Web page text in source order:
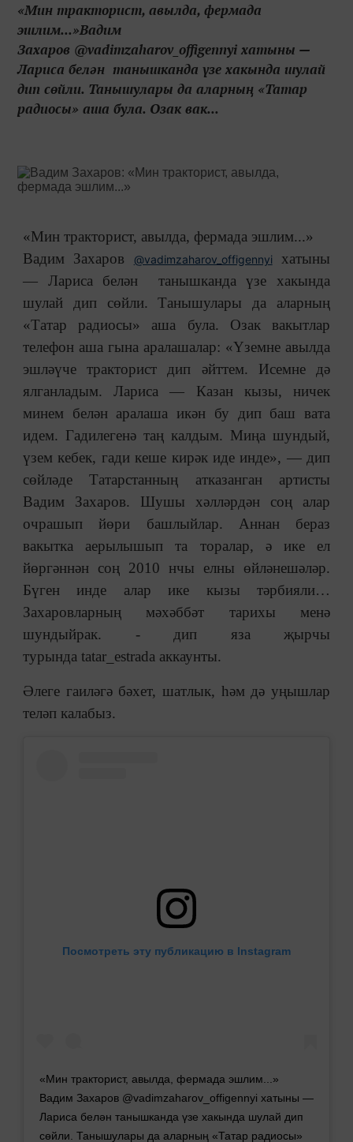
«Мин тракторист, авылда, фермада
эшлим...»Вадим
Захаров @vadimzaharov_offigennyi хатыны —
Лариса белән танышканда үзе хакында шулай
дип сөйли. Танышулары да аларның «Татар
радиосы» аша була. Озак вак...
«Мин тракторист, авылда, фермада эшлим...»
Вадим Захаров
@vadimzaharov_offigennyiхатыны
— Лариса белән танышканда үзе хакында
шулай дип сөйли. Танышулары да аларның
«Татар радиосы» аша була. Озак вакытлар
телефон аша гына аралашалар: «Үземне авылда
эшләүче тракторист дип әйттем. Исемне дә
ялганладым. Лариса — Казан кызы, ничек
минем белән аралаша икән бу дип баш вата
идем. Гадилегенә таң калдым. Миңа шундый,
үзем кебек, гади кеше кирәк иде инде», — дип
сөйләде Татарстанның атказанган артисты
Вадим Захаров. Шушы хәлләрдән соң алар
очрашып йөри башлыйлар. Аннан бераз
вакытка аерылышып та торалар, ә ике ел
йөргәннән соң 2010 нчы елны өйләнешәләр.
Бүген инде алар ике кызы тәрбияли…
Захаровларның мәхәббәт тарихы менә
шундыйрак. - дип яза җырчы
турында tatar_estrada аккаунты.
Әлеге гаиләгә бәхет, шатлык, һәм дә уңышлар
теләп калабыз.
Посмотреть эту публикацию в Instagram
«Мин тракторист, авылда, фермада эшлим...»
Вадим Захаров @vadimzaharov_offigennyi хатыны —
Лариса белән танышканда үзе хакында шулай дип
сөйли. Танышулары да аларның «Татар радиосы»